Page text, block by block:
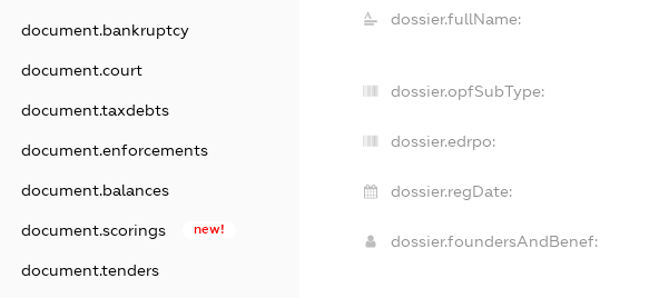
document.bankruptcy
document.court
document.taxdebts
document.enforcements
document.balances
document.scorings new!
document.tenders
dossier.fullName:
dossier.opfSubType:
dossier.edrpo:
dossier.regDate:
dossier.foundersAndBenef: